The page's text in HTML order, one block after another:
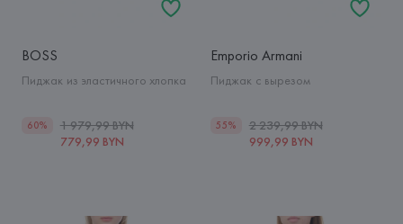
BOSS
Пиджак из эластичного хлопка
60%
1 979,99 BYN
779,99 BYN
Emporio Armani
Пиджак с вырезом
55%
2 239,99 BYN
999,99 BYN